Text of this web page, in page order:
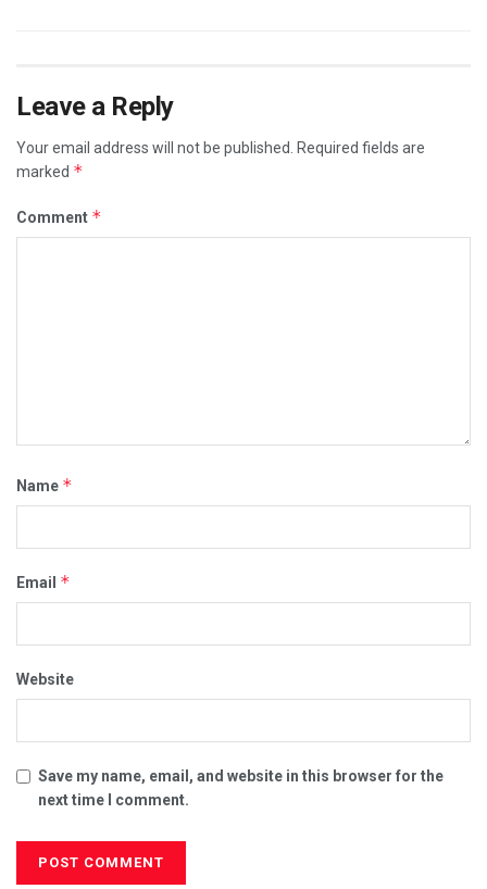
Leave a Reply
Your email address will not be published.
Required fields are
marked *
Comment *
Name *
Email *
Website
Save my name, email, and website in this browser for the
next time I comment.